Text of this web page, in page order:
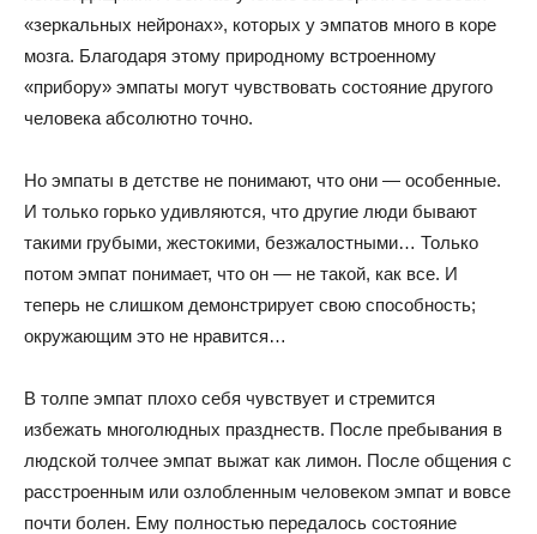
«зеркальных нейронах», которых у эмпатов много в коре
мозга. Благодаря этому природному встроенному
«прибору» эмпаты могут чувствовать состояние другого
человека абсолютно точно.
Но эмпаты в детстве не понимают, что они — особенные.
И только горько удивляются, что другие люди бывают
такими грубыми, жестокими, безжалостными… Только
потом эмпат понимает, что он — не такой, как все. И
теперь не слишком демонстрирует свою способность;
окружающим это не нравится…
В толпе эмпат плохо себя чувствует и стремится
избежать многолюдных празднеств. После пребывания в
людской толчее эмпат выжат как лимон. После общения с
расстроенным или озлобленным человеком эмпат и вовсе
почти болен. Ему полностью передалось состояние